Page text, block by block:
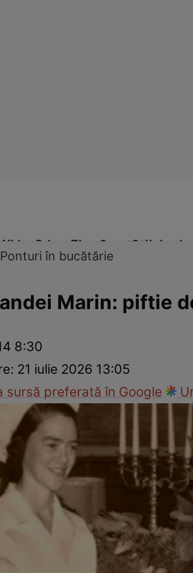
Video Prime Time SportStil de
cu legume
Ponturi în bucătărie
Marin: piftie
8:30
21 iulie 2026 13:05
sursă preferată în Google